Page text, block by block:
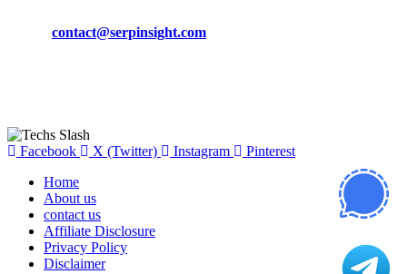
contact@serpinsight.com
Facebook X (Twitter) Instagram
Pinterest
Home
About us
contact us
Affiliate Disclosure
Privacy Policy
Disclaimer